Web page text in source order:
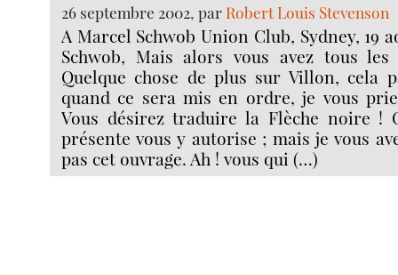
26 septembre 2002, par Robert Louis Stevenson
A Marcel Schwob Union Club, Sydney, 19
Schwob, Mais alors vous avez tous
Quelque chose de plus sur Villon, cela
quand ce sera mis en ordre, je vous
Vous désirez traduire la Flèche noire !
présente vous y autorise ; mais je vous
pas cet ouvrage. Ah ! vous qui (…)